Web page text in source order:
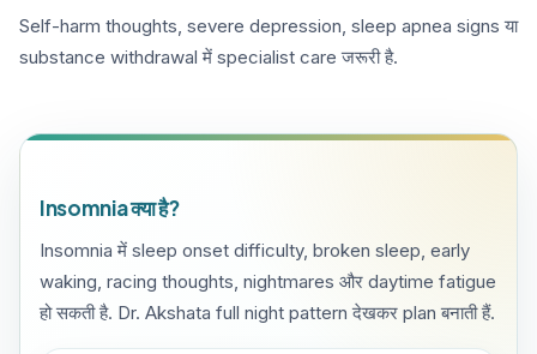
Self-harm thoughts, severe depression, sleep apnea signs या
substance withdrawal में specialist care जरूरी है.
Insomnia क्या है?
Insomnia में sleep onset difficulty, broken sleep, early
waking, racing thoughts, nightmares और daytime fatigue
हो सकती है. Dr. Akshata full night pattern देखकर plan बनाती हैं.